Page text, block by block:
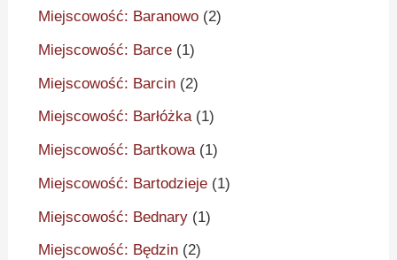
Miejscowość: Baranowo (2)
Miejscowość: Barce (1)
Miejscowość: Barcin (2)
Miejscowość: Barłóżka(1)
Miejscowość: Bartkowa(1)
Miejscowość: Bartodzieje (1)
Miejscowość: Bednary (1)
Miejscowość: Będzin (2)